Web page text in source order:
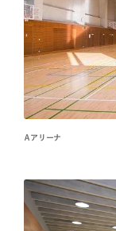
Ａアリーナ